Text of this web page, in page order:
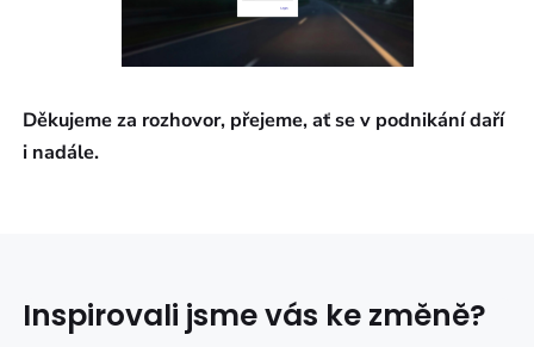
Děkujeme za rozhovor, přejeme, ať se v podnikání daří
i nadále.
Inspirovali jsme vás ke změně?